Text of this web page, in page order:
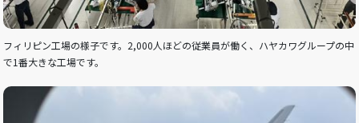
フィリピン工場の様子です。2,000人ほどの従業員が働く、ハヤカワグループの中
で1番大きな工場です。